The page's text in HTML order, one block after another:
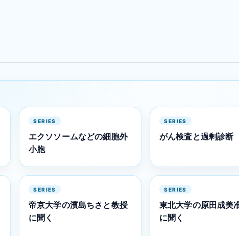
SERIES
エクソソームなどの細胞外
小胞
SERIES
がん検査と過剰診断
SERIES
帝京大学の濱島ちさと教授
に聞く
SERIES
東北大学の原田成美
に聞く